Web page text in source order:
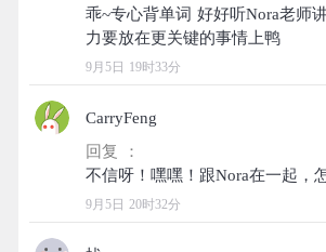
乖~专心背单词 好好听Nora老师
9月5日 19时33分
CarryFeng
回复 ：
9月5日 20时32分